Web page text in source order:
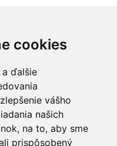
cookies
ďalšie
vášho
našich
na to, aby sme
prispôsobený